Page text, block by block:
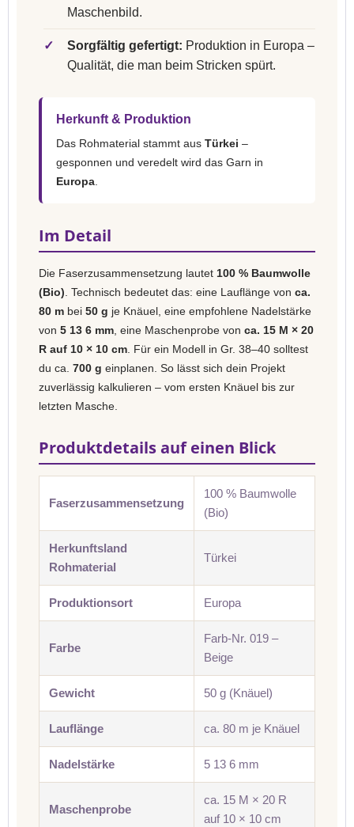
Maschenbild.
✓ Sorgfältig gefertigt: Produktion in Europa –
Qualität, die man beim Stricken spürt.
Herkunft & Produktion
Das Rohmaterial stammt aus Türkei –
gesponnen und veredelt wird das Garn in
Europa
Im Detail
Die Faserzusammensetzung lautet 100 % Baumwolle
(Bio) . Technisch bedeutet das: eine Lauflänge von ca.
80 m bei 50 g je Knäuel, eine empfohlene Nadelstärke
von 5 13 6 mm , eine Maschenprobe von ca. 15 M × 20
R auf 10 × 10 cm . Für ein Modell in Gr. 38–40 solltest
du ca. 700 g einplanen. So lässt sich dein Projekt
zuverlässig kalkulieren – vom ersten Knäuel bis zur
letzten Masche.
Produktdetails auf einen Blick
Faserzusammensetzung
100 % Baumwolle
(Bio)
Herkunftsland
Rohmaterial
Türkei
Produktionsort Europa
Farbe
Farb-Nr. 019 –
Beige
Gewicht 50 g (Knäuel)
Lauflänge ca. 80 m je Knäuel
Nadelstärke 5 13 6 mm
Maschenprobe
ca. 15 M × 20 R
auf 10 × 10 cm